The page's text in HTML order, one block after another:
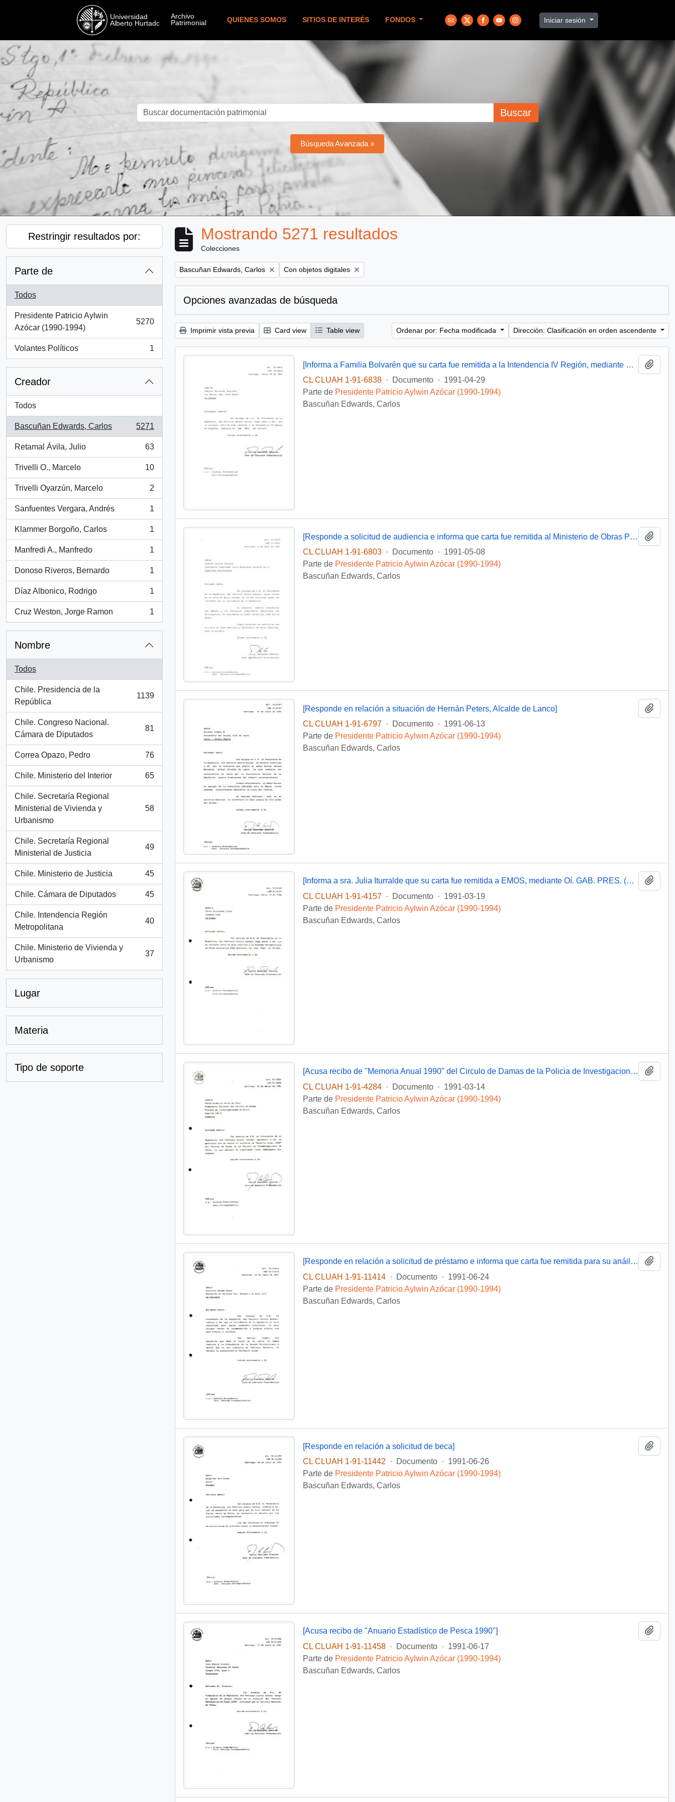
QUIENES SOMOS SITIOS DE INTERÉS FONDOS Iniciar sesión
Buscar
Búsqueda Avanzada »
Restringir resultados por:
Parte de
Todos
Presidente Patricio Aylwin
Azócar (1990-1994)
, 5270 resultados
5270
Volantes Políticos
, 1 resultados
1
Creador
Todos
Bascuñan Edwards, Carlos
, 5271 resultados
5271
Retamal Ávila, Julio
, 63 resultados
63
Trivelli O., Marcelo
, 10 resultados
10
Trivelli Oyarzún, Marcelo
, 2 resultados
2
Sanfuentes Vergara, Andrés
, 1 resultados
1
Klammer Borgoño, Carlos
, 1 resultados
1
Manfredi A., Manfredo
, 1 resultados
1
Donoso Riveros, Bernardo
, 1 resultados
1
Díaz Albonico, Rodrigo
, 1 resultados
1
Cruz Weston, Jorge Ramon
, 1 resultados
1
Nombre
Todos
Chile. Presidencia de la
República
, 1139 resultados
1139
Chile. Congreso Nacional.
Cámara de Diputados
, 81 resultados
81
Correa Opazo, Pedro
, 76 resultados
76
Chile. Ministerio del Interior
, 65 resultados
65
Chile. Secretaría Regional
Ministerial de Vivienda y
Urbanismo
, 58 resultados
58
Chile. Secretaría Regional
Ministerial de Justicia
, 49 resultados
49
Chile. Ministerio de Justicia
, 45 resultados
45
Chile. Cámara de Diputados
, 45 resultados
45
Chile. Intendencia Región
Metropolitana
, 40 resultados
40
Chile. Ministerio de Vivienda y
Urbanismo
, 37 resultados
37
Lugar
Materia
Tipo de soporte
Mostrando 5271 resultados
Colecciones
Remove filter:
Bascuñan Edwards, Carlos Remove filter:
Con objetos digitales
Opciones avanzadas de búsqueda
Imprimir vista previa Card view Table view Ordenar por: Fecha modificada Dirección: Clasificación en orden ascendente
[Informa a Familia Bolvarén que su carta fue remitida a la Intendencia IV Región, mediante Of. GAB. PRES. (0) 91/1417]
CL CLUAH 1-91-6838
· Documento · 1991-04-29
Parte de Presidente Patricio Aylwin Azócar (1990-1994)
Bascuñan Edwards, Carlos
[Responde a solicitud de audiencia e informa que carta fue remitida al Ministerio de Obras Públicas para su estudio]
CL CLUAH 1-91-6803
· Documento · 1991-05-08
Parte de Presidente Patricio Aylwin Azócar (1990-1994)
Bascuñan Edwards, Carlos
[Responde en relación a situación de Hernán Peters, Alcalde de Lanco]
CL CLUAH 1-91-6797
· Documento · 1991-06-13
Parte de Presidente Patricio Aylwin Azócar (1990-1994)
Bascuñan Edwards, Carlos
[Informa a sra. Julia Iturralde que su carta fue remitida a EMOS, mediante Oí. GAB. PRES. (0) 91/801]
CL CLUAH 1-91-4157
· Documento · 1991-03-19
Parte de Presidente Patricio Aylwin Azócar (1990-1994)
Bascuñan Edwards, Carlos
[Acusa recibo de "Memoria Anual 1990" del Circulo de Damas de la Policia de Investigaciones]
CL CLUAH 1-91-4284
· Documento · 1991-03-14
Parte de Presidente Patricio Aylwin Azócar (1990-1994)
Bascuñan Edwards, Carlos
[Responde en relación a solicitud de préstamo e informa que carta fue remitida para su anáilisis a la Intendencia RM]
CL CLUAH 1-91-11414
· Documento · 1991-06-24
Parte de Presidente Patricio Aylwin Azócar (1990-1994)
Bascuñan Edwards, Carlos
[Responde en relación a solicitud de beca]
CL CLUAH 1-91-11442
· Documento · 1991-06-26
Parte de Presidente Patricio Aylwin Azócar (1990-1994)
Bascuñan Edwards, Carlos
[Acusa recibo de "Anuario Estadístico de Pesca 1990"]
CL CLUAH 1-91-11458
· Documento · 1991-06-17
Parte de Presidente Patricio Aylwin Azócar (1990-1994)
Bascuñan Edwards, Carlos